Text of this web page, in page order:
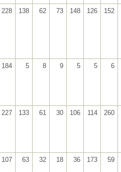
228 138 62 73 148 126 152
184 5 8 9 5 5 6
227 133 61 30 106 114 260
107 63 32 18 36 173 59